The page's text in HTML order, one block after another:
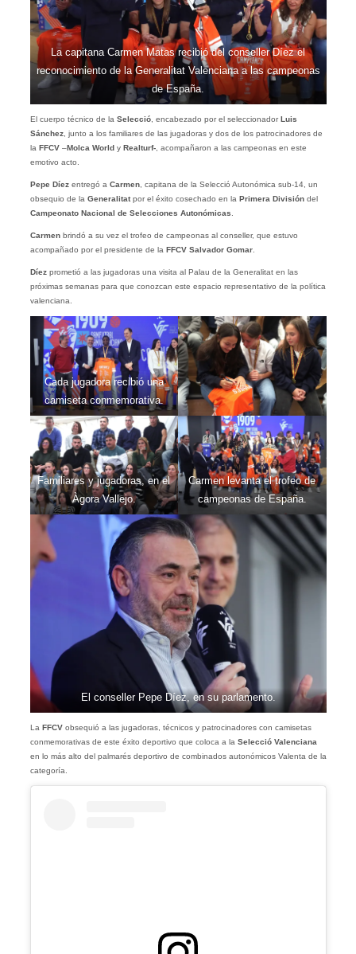
La capitana Carmen Matas recibió del conseller Díez el
reconocimiento de la Generalitat Valenciana a las campeonas
de España.
El cuerpo técnico de la Selecció, encabezado por el seleccionadorLuis
Sánchez, junto a los familiares de las jugadoras y dos de los patrocinadores de
la FFCV–Molca Worldy Realturf-, acompañaron a las campeonas en este
emotivo acto.
Pepe Díezentregó a Carmen, capitana de la Selecció Autonómica sub-14, un
obsequio de la Generalitatpor el éxito cosechado en la Primera División del
Campeonato Nacional de Selecciones Autonómicas.
Carmenbrindó a su vez el trofeo de campeonas al conseller, que estuvo
acompañado por el presidente de la FFCV Salvador Gomar.
Díezprometió a las jugadoras una visita al Palau de la Generalitat en las
próximas semanas para que conozcan este espacio representativo de la política
valenciana.
Cada jugadora recibió una
camiseta conmemorativa.
Familiares y jugadoras, en el
Àgora Vallejo.
Carmen levanta el trofeo de
campeonas de España.
El conseller Pepe Díez, en su parlamento.
La FFCVobsequió a las jugadoras, técnicos y patrocinadores con camisetas
conmemorativas de este éxito deportivo que coloca a la Selecció Valenciana
en lo más alto del palmarés deportivo de combinados autonómicos Valenta de la
categoría.